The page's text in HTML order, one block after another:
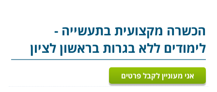
הכשרה מקצועית בתעשייה -
לימודים ללא בגרות בראשון לציון
אני מעוניין לקבל פרטים